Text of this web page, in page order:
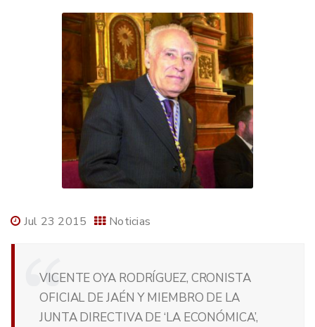
Jul 23 2015 Noticias
VICENTE OYA RODRÍGUEZ, CRONISTA
OFICIAL DE JAÉN Y MIEMBRO DE LA
JUNTA DIRECTIVA DE ‘LA ECONÓMICA’,